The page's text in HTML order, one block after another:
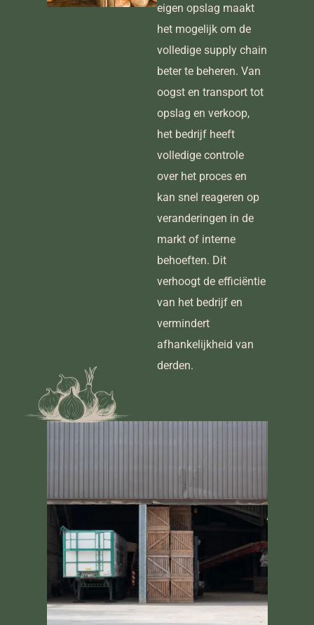
eigen opslag maakt
het mogelijk om de
volledige supply chain
beter te beheren. Van
oogst en transport tot
opslag en verkoop,
het bedrijf heeft
volledige controle
over het proces en
kan snel reageren op
veranderingen in de
markt of interne
behoeften. Dit
verhoogt de efficiëntie
van het bedrijf en
vermindert
afhankelijkheid van
derden.